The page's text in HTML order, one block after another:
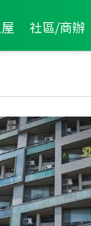
社區/商辦